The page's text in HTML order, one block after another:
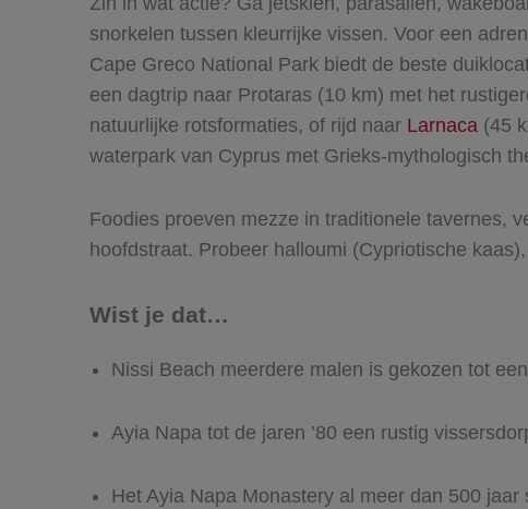
snorkelen tussen kleurrijke vissen. Voor een
Cape Greco National Park biedt de beste
een dagtrip naar Protaras (10 km) met het
natuurlijke rotsformaties, of rijd naar Larnaca (45
waterpark van Cyprus met Grieks-mythologisch
Foodies proeven mezze in traditionele tavernes,
hoofdstraat. Probeer halloumi (Cypriotische
Wist je dat…
Nissi Beach meerdere malen is gekozen tot
Ayia Napa tot de jaren ’80 een rustig
Het Ayia Napa Monastery al meer dan 500